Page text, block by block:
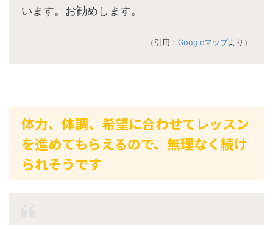
います。お勧めします。
（引用： Googleマップより）
体力、体調、希望に合わせてレッスン
を進めてもらえるので、無理なく続け
られそうです